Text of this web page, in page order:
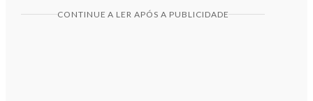
CONTINUE A LER APÓS A PUBLICIDADE